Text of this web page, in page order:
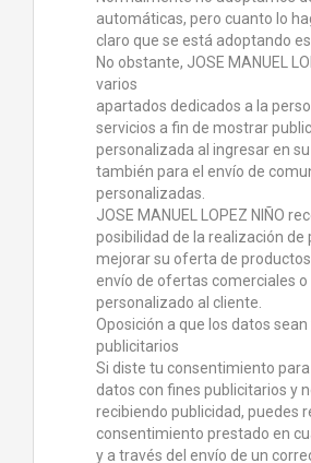
automáticas, pero cuanto lo
claro que se está adoptando
No obstante, JOSE MANUEL
varios
apartados dedicados a la
servicios a fin de mostrar
personalizada al ingresar en
también para el envío de
personalizadas.
JOSE MANUEL LOPEZ NIÑO
posibilidad de la realización de
mejorar su oferta de
envío de ofertas comerciales
personalizado al cliente.
Oposición a que los datos
publicitarios
Si diste tu consentimiento
datos con fines publicitarios y
recibiendo publicidad, puedes
consentimiento prestado en
y a través del envío de un